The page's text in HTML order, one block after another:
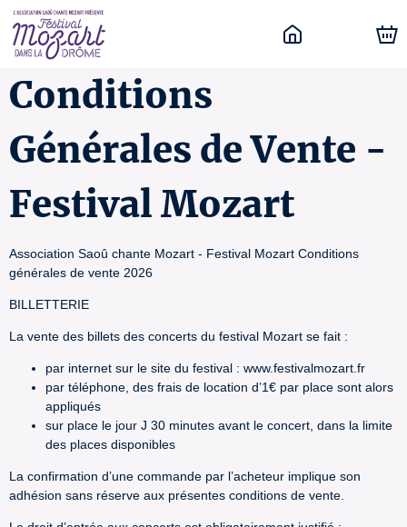
Conditions
Générales de Vente -
Festival Mozart
Association Saoû chante Mozart - Festival Mozart Conditions
générales de vente 2026
BILLETTERIE
La vente des billets des concerts du festival Mozart se fait :
par internet sur le site du festival : www.festivalmozart.fr
par téléphone, des frais de location d’1€ par place sont alors
appliqués
sur place le jour J 30 minutes avant le concert, dans la limite
des places disponibles
La confirmation d’une commande par l’acheteur implique son
adhésion sans réserve aux présentes conditions de vente.